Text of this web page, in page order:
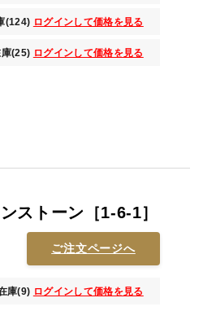
(124) ログインして価格を見る
(25) ログインして価格を見る
ストーン［1-6-1］
ご注文ページへ
庫(9) ログインして価格を見る